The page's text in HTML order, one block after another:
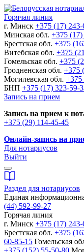
Горячая линия
г. Минск +375 (17)
Минская обл. +375
Брестская обл. +375
Витебская обл. +375
Гомельская обл. +375
Гродненская обл. +375
Могилевская обл. +375
БНП +375 (17) 323-59-
Запись на прием
Запись на прием к
+375 (29) 114-45-45
Онлайн-запись на
Для нотариусов
Выйти
Раздел для нотариусов
Единая
(44) 592-99-27
Горячая линия
г. Минск +375 (17)
Брестская обл. +375
60-85-15 Гомельская
+375 (152) 55-50-80